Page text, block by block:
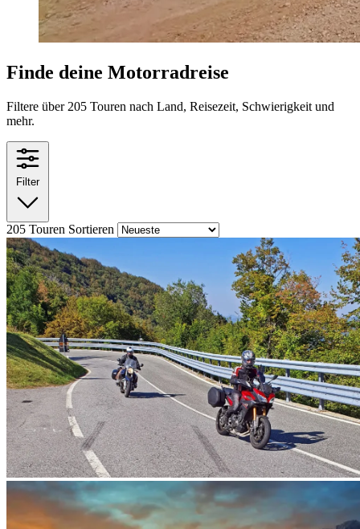
Finde deine Motorradreise
Filtere über 205 Touren nach Land, Reisezeit, Schwierigkeit und
mehr.
Filter
205 Touren Sortieren